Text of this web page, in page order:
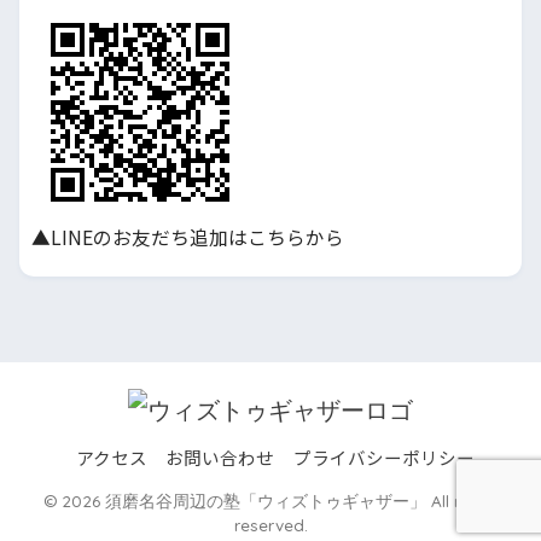
▲LINEのお友だち追加はこちらから
アクセス お問い合わせ プライバシーポリシー
© 2026 須磨名谷周辺の塾「ウィズトゥギャザー」 All rights
reserved.